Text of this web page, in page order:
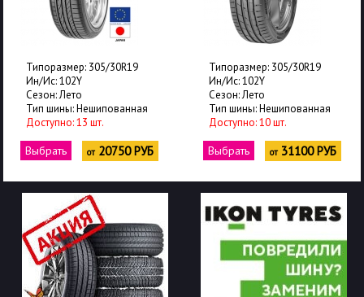
Типоразмер: 305/30R19
Ин/Ис: 102Y
Сезон: Лето
Тип шины: Нешипованная
Доступно: 13 шт.
Выбрать от20750 РУБ
Типоразмер: 305/30R19
Ин/Ис: 102Y
Сезон: Лето
Тип шины: Нешипованная
Доступно: 10 шт.
Выбрать от31100 РУБ